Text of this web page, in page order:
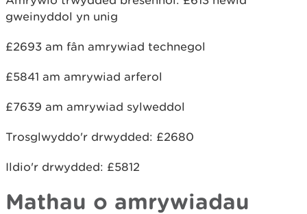
gweinyddol yn unig
£2693 am fân amrywiad technegol
£5841 am amrywiad arferol
£7639 am amrywiad sylweddol
Trosglwyddo'r drwydded: £2680
Ildio'r drwydded: £5812
Mathau o amrywiadau